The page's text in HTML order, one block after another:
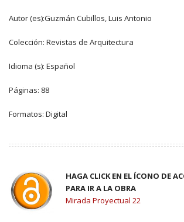
Autor (es):Guzmán Cubillos, Luis Antonio
Colección: Revistas de Arquitectura
Idioma (s): Español
Páginas: 88
Formatos: Digital
HAGA CLICK EN EL ÍCONO DE
PARA IR A LA OBRA
Mirada Proyectual 22